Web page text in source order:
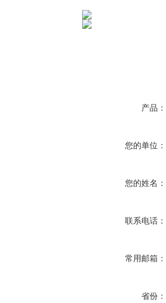
产品：
您的单位：
您的姓名：
联系电话：
常用邮箱：
省份：